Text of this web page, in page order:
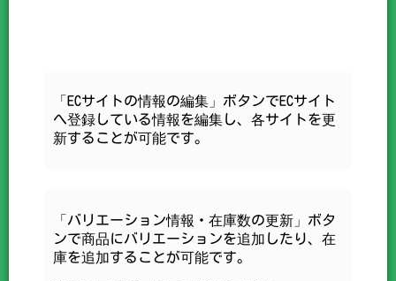
「ECサイトの情報の編集」ボタンでECサイト
へ登録している情報を編集し、各サイトを更
新することが可能です。
「バリエーション情報・在庫数の更新」ボタ
ンで商品にバリエーションを追加したり、在
庫を追加することが可能です。